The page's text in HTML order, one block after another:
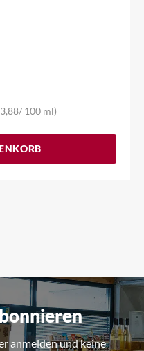
/ 100 ml)
anmelden und keine